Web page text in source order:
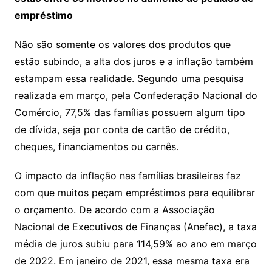
empréstimo
Não são somente os valores dos produtos que
estão subindo, a alta dos juros e a inflação também
estampam essa realidade. Segundo uma pesquisa
realizada em março, pela Confederação Nacional do
Comércio, 77,5% das famílias possuem algum tipo
de dívida, seja por conta de cartão de crédito,
cheques, financiamentos ou carnês.
O impacto da inflação nas famílias brasileiras faz
com que muitos peçam empréstimos para equilibrar
o orçamento. De acordo com a Associação
Nacional de Executivos de Finanças (Anefac), a taxa
média de juros subiu para 114,59% ao ano em março
de 2022. Em janeiro de 2021, essa mesma taxa era